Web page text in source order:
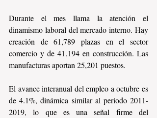
Durante el mes llama la atención el
dinamismo laboral del mercado interno. Hay
creación de 61,789 plazas en el sector
comercio y de 41,194 en construcción. Las
manufacturas aportan 25,201 puestos.
El avance interanual del empleo a octubre es
de 4.1%, dinámica similar al periodo 2011-
2019, lo que es una señal firme del